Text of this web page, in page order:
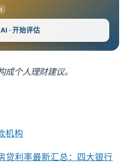
AI · 开始评估
个人理财建议。
机构
贷利率最新汇总：四大银行